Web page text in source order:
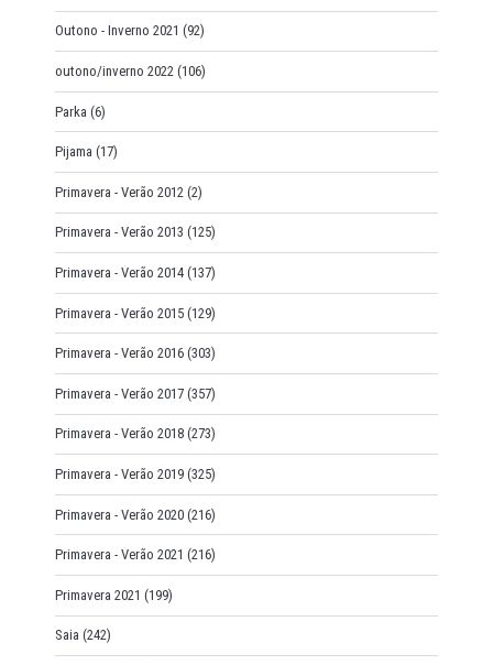
Outono - Inverno 2021 (92)
outono/inverno 2022 (106)
Parka (6)
Pijama (17)
Primavera - Verão 2012 (2)
Primavera - Verão 2013 (125)
Primavera - Verão 2014 (137)
Primavera - Verão 2015 (129)
Primavera - Verão 2016 (303)
Primavera - Verão 2017 (357)
Primavera - Verão 2018 (273)
Primavera - Verão 2019 (325)
Primavera - Verão 2020 (216)
Primavera - Verão 2021 (216)
Primavera 2021 (199)
Saia (242)